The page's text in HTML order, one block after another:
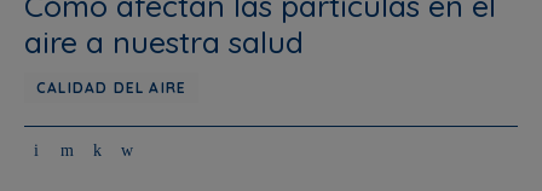
aire a nuestra salud
CALIDAD DEL AIRE